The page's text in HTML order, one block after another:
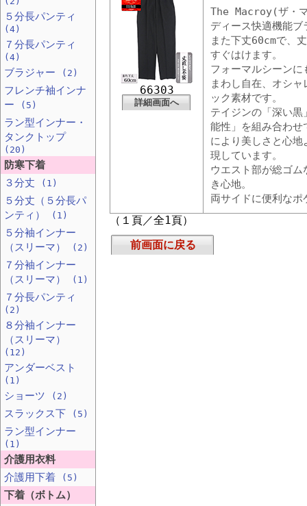
66303
詳細画面へ
The Macroy(ザ・
ディース快適機能ブ
また下丈60cmで、
すぐはけます。
フォーマルシーンに
まわし自在、オシ
ック素材です。
テイジンの「深い黒
能性」を組み合わせ
により美しさと心地
現しています。
ウエスト部が総ゴム
き心地。
両サイドに便利なポ
（１頁／全1頁）
前画面に戻る
５分長パンティ
(4)
７分長パンティ
(4)
ブラジャー (2)
フレンチ袖インナ
ー
(5)
ラン型インナー・
タンクトップ
(20)
防寒下着
３分丈
(1)
５分丈（５分長パ
ンティ）
(1)
５分袖インナー
（スリーマ）
(2)
７分袖インナー
（スリーマ）
(1)
７分長パンティ
(2)
８分袖インナー
（スリーマ）
(12)
アンダーベスト
(1)
ショーツ (2)
スラックス下 (5)
ラン型インナー
(1)
介護用衣料
介護用下着
(5)
下着（ボトム）